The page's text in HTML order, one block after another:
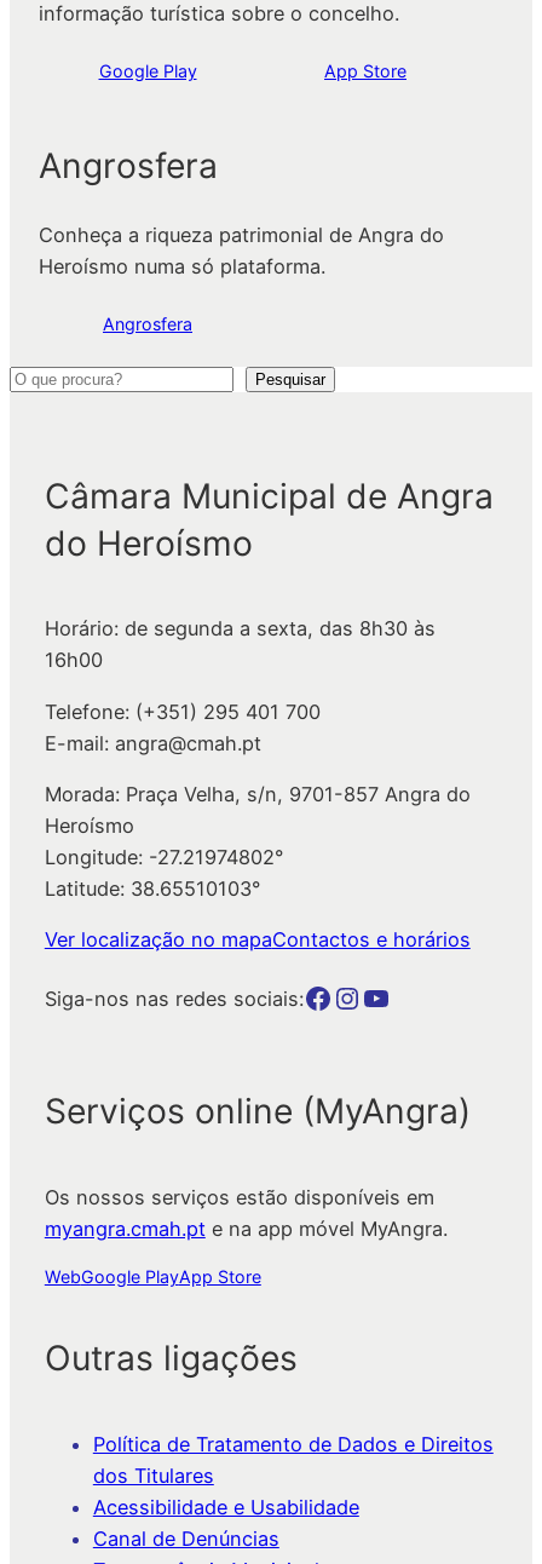
informação turística sobre o concelho.
Google Play App Store
Angrosfera
Conheça a riqueza patrimonial de Angra do
Heroísmo numa só plataforma.
Angrosfera
P
Pesquisar
Câmara Municipal de Angra
do Heroísmo
Horário: de segunda a sexta, das 8h30 às
16h00
Telefone: (+351) 295 401 700
E-mail: angra@cmah.pt
Morada: Praça Velha, s/n, 9701-857 Angra do
Heroísmo
Longitude: -27.21974802°
Latitude: 38.65510103°
Ver localização no mapaContactos e horários
Siga-nos nas redes sociais:Botão para a página da autarquia no Facebook Botão para a página da autarquia no Instagram Botão para a página da autarquia no Youtube
Serviços online (MyAngra)
Os nossos serviços estão disponíveis em
myangra.cmah.pt e na app móvel MyAngra.
WebGoogle PlayApp Store
Outras ligações
Política de Tratamento de Dados e Direitos
dos Titulares
Acessibilidade e Usabilidade
Canal de Denúncias